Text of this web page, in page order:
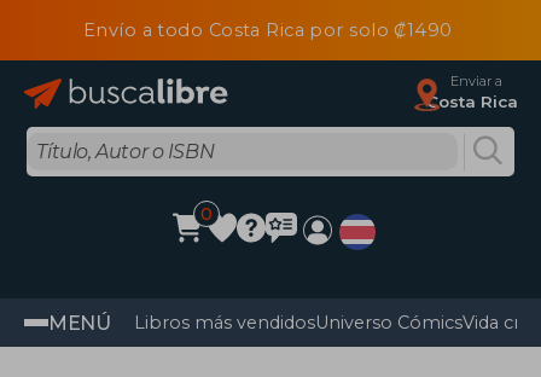
Envío a todo Costa Rica por solo ₡1490
Enviar a
Costa Rica
0
MENÚ Libros más vendidosUniverso CómicsVida